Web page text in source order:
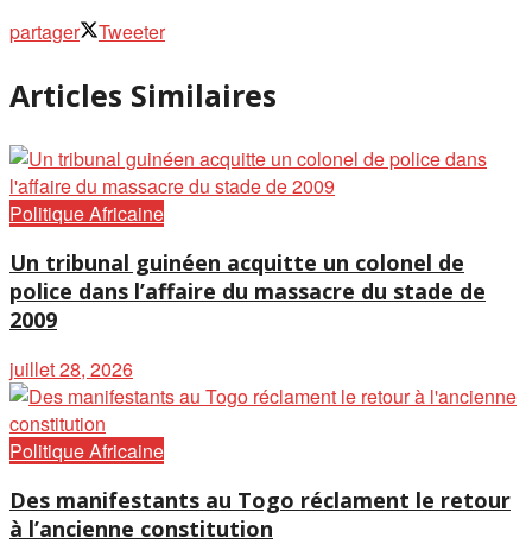
partager Tweeter
Articles Similaires
Politique Africaine
Un tribunal guinéen acquitte un colonel de
police dans l’affaire du massacre du stade de
2009
juillet 28, 2026
Politique Africaine
Des manifestants au Togo réclament le retour
à l’ancienne constitution